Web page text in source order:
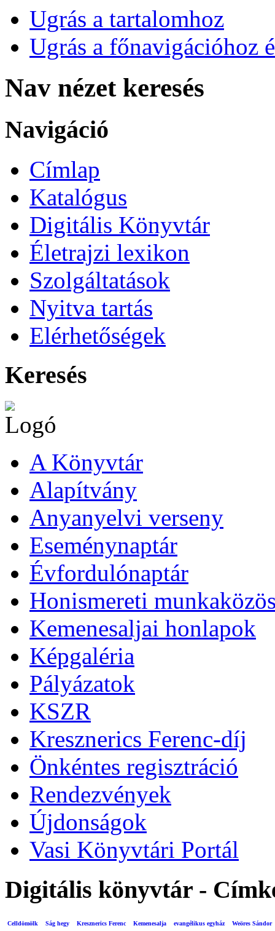
Ugrás a tartalomhoz
Ugrás a főnavigációhoz
Nav nézet keresés
Navigáció
Címlap
Katalógus
Digitális Könyvtár
Életrajzi lexikon
Szolgáltatások
Nyitva tartás
Elérhetőségek
Keresés
A Könyvtár
Alapítvány
Anyanyelvi verseny
Eseménynaptár
Évfordulónaptár
Honismereti
Kemenesaljai honlapok
Képgaléria
Pályázatok
KSZR
Kresznerics Ferenc-díj
Önkéntes regisztráció
Rendezvények
Újdonságok
Vasi Könyvtári Portál
Digitális könyvtár -
Celldömölk Ság hegy Kresznerics Ferenc Kemenesalja evangélikus egyház Weöres Sándor